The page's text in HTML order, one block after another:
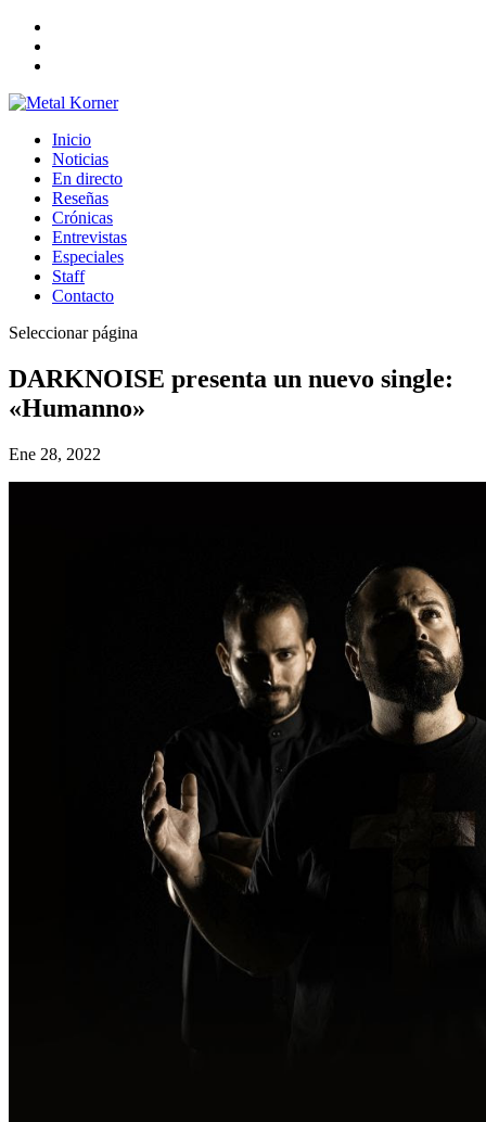
Inicio
Noticias
En directo
Reseñas
Crónicas
Entrevistas
Especiales
Staff
Contacto
Seleccionar página
DARKNOISE presenta un nuevo single:
«Humanno»
Ene 28, 2022